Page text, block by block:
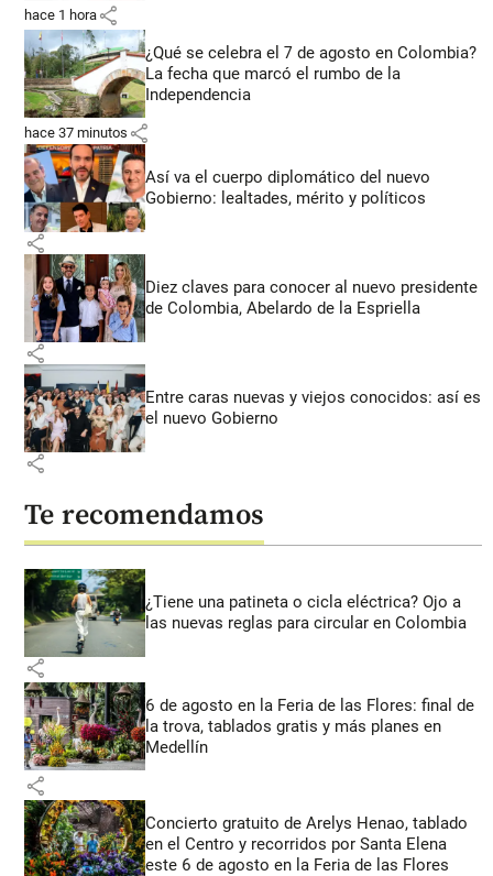
hace 1 hora share
¿Qué se celebra el 7 de agosto en Colombia?
La fecha que marcó el rumbo de la
Independencia
hace 37 minutos share
Así va el cuerpo diplomático del nuevo
Gobierno: lealtades, mérito y políticos
share
Diez claves para conocer al nuevo presidente
de Colombia, Abelardo de la Espriella
share
Entre caras nuevas y viejos conocidos: así es
el nuevo Gobierno
share
Te recomendamos
¿Tiene una patineta o cicla eléctrica? Ojo a
las nuevas reglas para circular en Colombia
share
6 de agosto en la Feria de las Flores: final de
la trova, tablados gratis y más planes en
Medellín
share
Concierto gratuito de Arelys Henao, tablado
en el Centro y recorridos por Santa Elena
este 6 de agosto en la Feria de las Flores